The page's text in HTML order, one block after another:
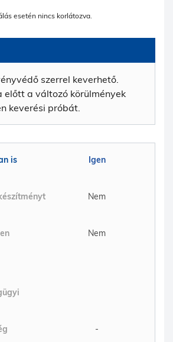
esetén nincs korlátozva.
szerrel keverhető.
előtt a változó körülmények
keverési próbát.
is
Igen
Nem
Nem
-